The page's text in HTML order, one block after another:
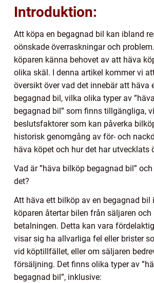
Introduktion:
Att köpa en begagnad bil kan ibland
oönskade överraskningar och
köparen känna behovet av att häva
olika skäl. I denna artikel kommer vi
översikt över vad det innebär att häva
begagnad bil, vilka olika typer av
begagnad bil” som finns tillgängliga,
beslutsfaktorer som kan påverka
historisk genomgång av för- och
häva köpet och hur det har utvecklats
Vad är ”häva bilköp begagnad bil”
det?
Att häva ett bilköp av en begagnad bil
köparen återtar bilen från säljaren och
betalningen. Detta kan vara
visar sig ha allvarliga fel eller brister
vid köptillfället, eller om säljaren
försäljning. Det finns olika typer av
begagnad bil”, inklusive: